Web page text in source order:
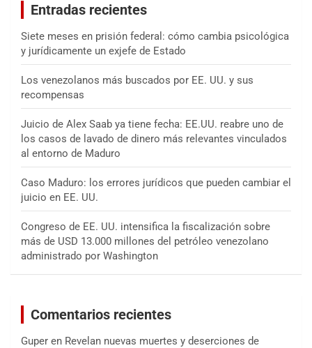
Entradas recientes
Siete meses en prisión federal: cómo cambia psicológica
y jurídicamente un exjefe de Estado
Los venezolanos más buscados por EE. UU. y sus
recompensas
Juicio de Alex Saab ya tiene fecha: EE.UU. reabre uno de
los casos de lavado de dinero más relevantes vinculados
al entorno de Maduro
Caso Maduro: los errores jurídicos que pueden cambiar el
juicio en EE. UU.
Congreso de EE. UU. intensifica la fiscalización sobre
más de USD 13.000 millones del petróleo venezolano
administrado por Washington
Comentarios recientes
Guper en Revelan nuevas muertes y deserciones de